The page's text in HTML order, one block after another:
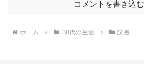
コメントを書き込む
ホーム 30代の生活 読書